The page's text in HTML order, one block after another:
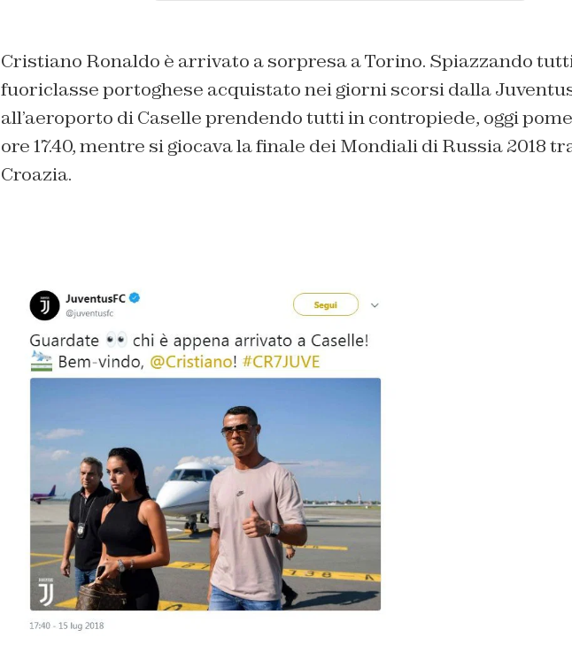
Cristiano Ronaldo è arrivato a sorpresa a Torino. Spiazzando
fuoriclasse portoghese acquistato nei giorni scorsi dalla
all’aeroporto di Caselle prendendo tutti in contropiede, oggi
ore 17.40, mentre si giocava la finale dei Mondiali di Russia 2018
Croazia.